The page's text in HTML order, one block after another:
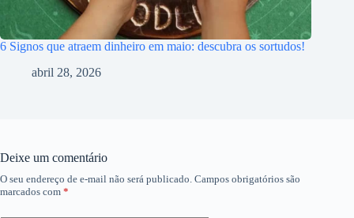
6 Signos que atraem dinheiro em maio: descubra os sortudos!
abril 28, 2026
Deixe um comentário
O seu endereço de e-mail não será publicado. Campos obrigatórios são
marcados com *